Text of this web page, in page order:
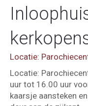
Locatie:
Locatie:
uur tot 16.00 uur
kaarsje aansteken